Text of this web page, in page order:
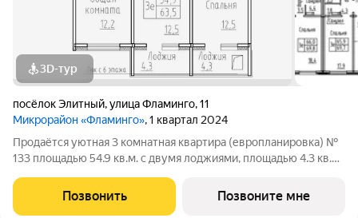
3D-тур
посёлок Элитный,улица Фламинго,11
Микрорайон «Фламинго», 1 квартал 2024
Продаётся уютная 3 комнатная квартира (европланировка) №
133 площадью 54.9 кв.м. с двумя лоджиями, площадью 4.3 кв.м.
Фламинго, ул.Венская, д. 8.Расположение дома предоставляет
отличную
Позвонить Позвоните мне